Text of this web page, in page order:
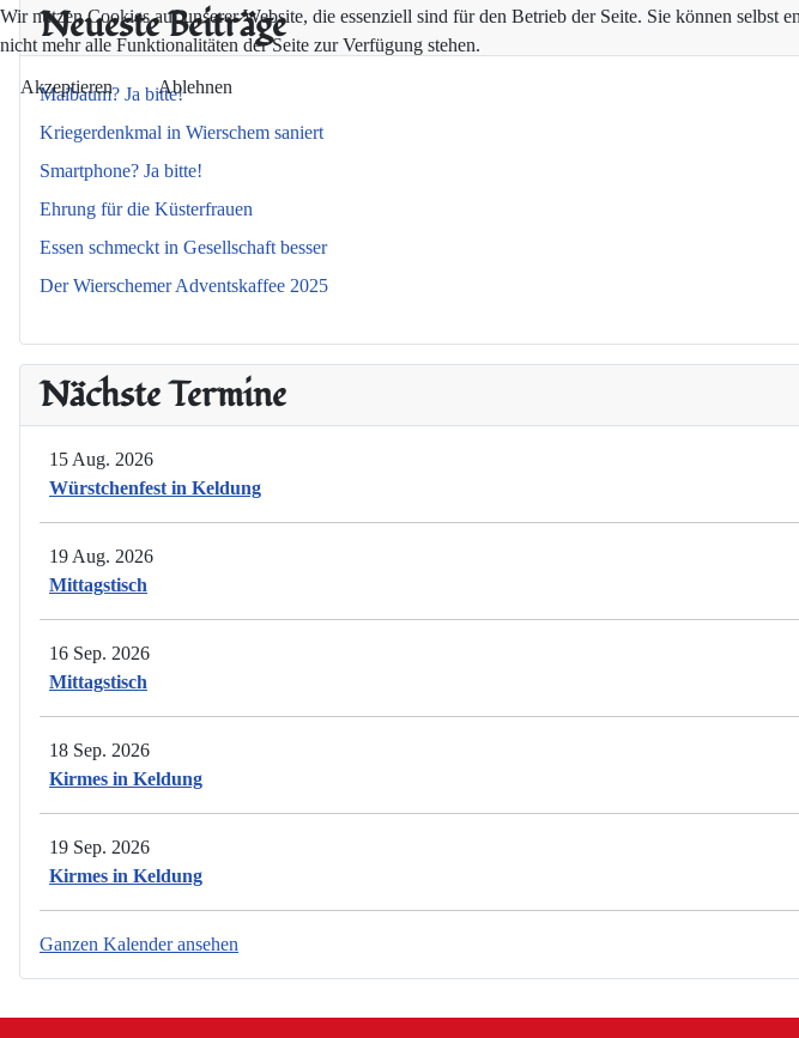
Neueste Beiträge
Maibaum? Ja bitte!
Kriegerdenkmal in Wierschem saniert
Smartphone? Ja bitte!
Ehrung für die Küsterfrauen
Essen schmeckt in Gesellschaft besser
Der Wierschemer Adventskaffee 2025
Nächste Termine
15 Aug. 2026
Würstchenfest in Keldung
19 Aug. 2026
Mittagstisch
16 Sep. 2026
Mittagstisch
18 Sep. 2026
Kirmes in Keldung
19 Sep. 2026
Kirmes in Keldung
Ganzen Kalender ansehen
Wir nutzen Cookies auf unserer Website, die essenziell sind für den Betrieb der Seite. Sie können
nicht mehr alle Funktionalitäten der Seite zur Verfügung stehen.
Akzeptieren Ablehnen